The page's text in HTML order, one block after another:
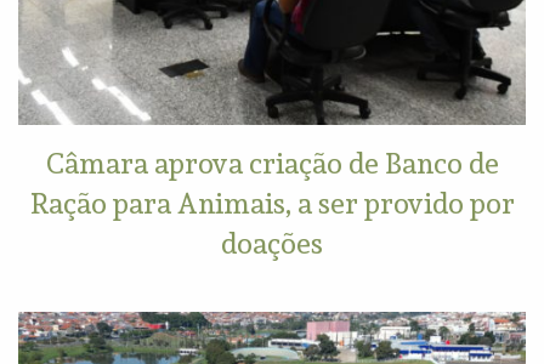
Câmara aprova criação de Banco de
Ração para Animais, a ser provido por
doações